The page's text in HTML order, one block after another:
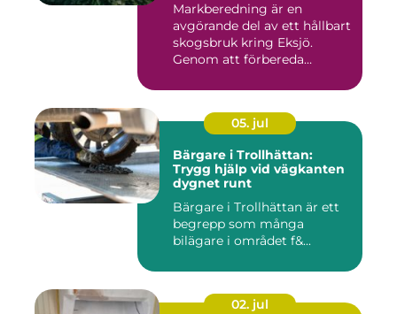
Markberedning är en
avgörande del av ett hållbart
skogsbruk kring Eksjö.
Genom att förbereda
05. jul
Bärgare i Trollhättan:
Trygg hjälp vid vägkanten
dygnet runt
Bärgare i Trollhättan är ett
begrepp som många
bilägare i området f&...
02. jul